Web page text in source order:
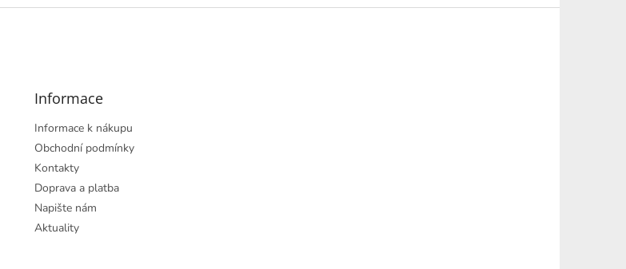
Informace
Informace k nákupu
Obchodní podmínky
Kontakty
Doprava a platba
Napište nám
Aktuality